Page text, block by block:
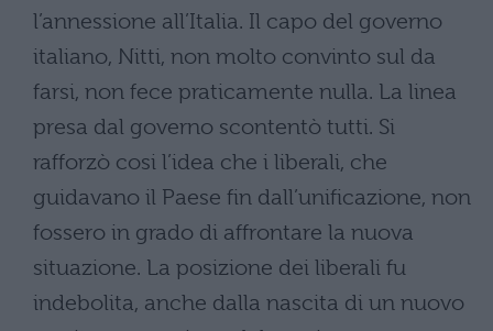
l’annessione all’Italia. Il capo del governo
italiano, Nitti, non molto convinto sul da
farsi, non fece praticamente nulla. La linea
presa dal governo scontentò tutti. Si
rafforzò cosi l’idea che i liberali, che
guidavano il Paese fin dall’unificazione, non
fossero in grado di affrontare la nuova
situazione. La posizione dei liberali fu
indebolita, anche dalla nascita di un nuovo